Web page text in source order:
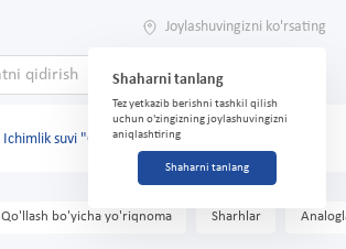
Joylashuvingizni ko'rsating
Shaharni tanlang
Tez yetkazib berishni tashkil qilish
uchun o'zingizning joylashuvingizni
aniqlashtiring
Shaharni tanlang
Ichimlik suvi "Chernogolovka beybi" gazsiz 0,33l
Qo'llash bo'yicha yo'riqnoma Sharhlar